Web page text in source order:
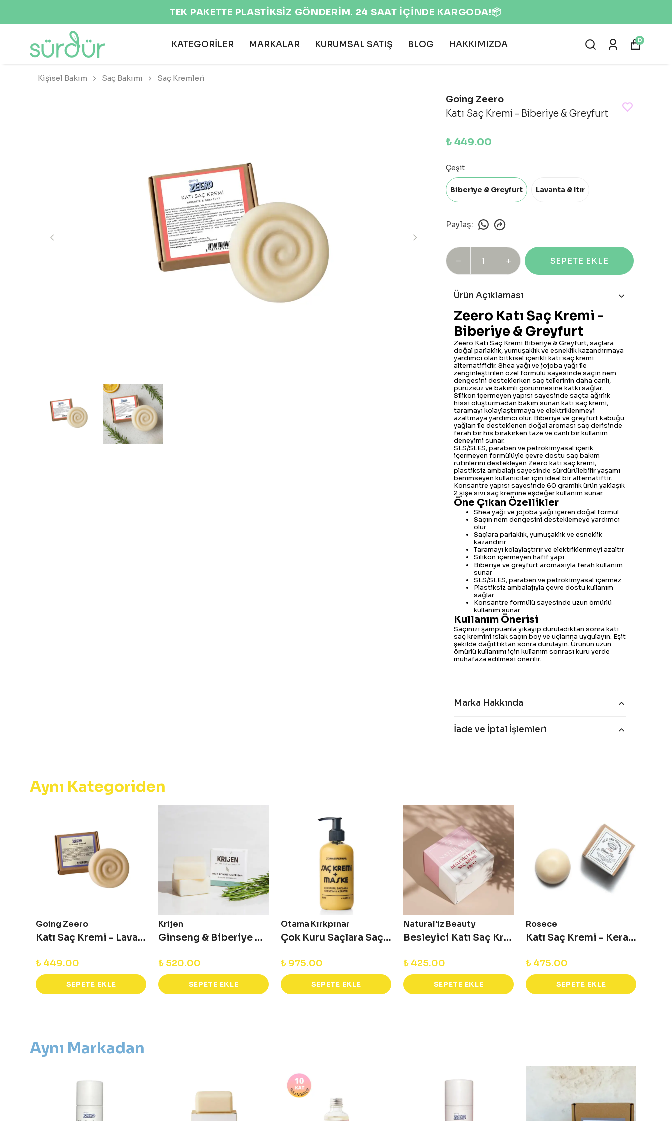
EKOLOJİK VE DOĞAL ÜRÜNLER 🌍
KATEGORİLER MARKALAR KURUMSAL SATIŞ BLOG HAKKIMIZDA 0
Kişisel Bakım Saç Bakımı Saç Kremleri
Going Zeero
Katı Saç Kremi - Biberiye & Greyfurt
₺ 449.00
Çeşit
Biberiye & Greyfurt Lavanta & Itır
Paylaş:
SEPETE EKLE
Ürün Açıklaması
Zeero Katı Saç Kremi -
Biberiye & Greyfurt
Zeero Katı Saç Kremi Biberiye & Greyfurt, saçlara
doğal parlaklık, yumuşaklık ve esneklik kazandırmaya
yardımcı olan bitkisel içerikli katı saç kremi
alternatifidir. Shea yağı ve jojoba yağı ile
zenginleştirilen özel formülü sayesinde saçın nem
dengesini desteklerken saç tellerinin daha canlı,
pürüzsüz ve bakımlı görünmesine katkı sağlar.
Silikon içermeyen yapısı sayesinde saçta ağırlık
hissi oluşturmadan bakım sunan katı saç kremi,
taramayı kolaylaştırmaya ve elektriklenmeyi
azaltmaya yardımcı olur. Biberiye ve greyfurt kabuğu
yağları ile desteklenen doğal aroması saç derisinde
ferah bir his bırakırken taze ve canlı bir kullanım
deneyimi sunar.
SLS/SLES, paraben ve petrokimyasal içerik
içermeyen formülüyle çevre dostu saç bakım
rutinlerini destekleyen Zeero katı saç kremi,
plastiksiz ambalajı sayesinde sürdürülebilir yaşamı
benimseyen kullanıcılar için ideal bir alternatiftir.
Konsantre yapısı sayesinde 60 gramlık ürün yaklaşık
2 şişe sıvı saç kremine eşdeğer kullanım sunar.
Öne Çıkan Özellikler
Shea yağı ve jojoba yağı içeren doğal formül
Saçın nem dengesini desteklemeye yardımcı
olur
Saçlara parlaklık, yumuşaklık ve esneklik
kazandırır
Taramayı kolaylaştırır ve elektriklenmeyi azaltır
Silikon içermeyen hafif yapı
Biberiye ve greyfurt aromasıyla ferah kullanım
sunar
SLS/SLES, paraben ve petrokimyasal içermez
Plastiksiz ambalajıyla çevre dostu kullanım
sağlar
Konsantre formülü sayesinde uzun ömürlü
kullanım sunar
Kullanım Önerisi
Saçınızı şampuanla yıkayıp duruladıktan sonra katı
saç kremini ıslak saçın boy ve uçlarına uygulayın. Eşit
şekilde dağıttıktan sonra durulayın. Ürünün uzun
ömürlü kullanımı için kullanım sonrası kuru yerde
muhafaza edilmesi önerilir.
Marka Hakkında
İade ve İptal İşlemleri
Aynı Kategoriden
Going Zeero
Katı Saç Kremi - Lavanta & Itır
₺ 449.00
SEPETE EKLE
Krijen
Ginseng & Biberiye Katı Saç Kremi 60 Gr
₺ 520.00
SEPETE EKLE
Otama Kırkpınar
Çok Kuru Saçlara Saç Kremi + Maske 250 ml
₺ 975.00
SEPETE EKLE
Natural'iz Beauty
Besleyici Katı Saç Kremi - 60 g
₺ 425.00
SEPETE EKLE
Rosece
Katı Saç Kremi - Keratin Bar 70 G
₺ 475.00
SEPETE EKLE
Aynı Markadan